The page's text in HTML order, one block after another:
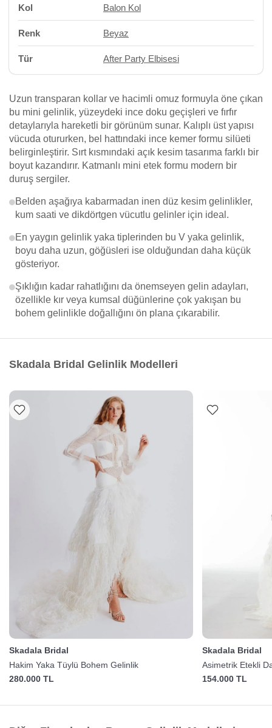
Kol Balon Kol
Renk Beyaz
Tür After Party Elbisesi
Uzun transparan kollar ve hacimli omuz formuyla öne çıkan
bu mini gelinlik, yüzeydeki ince doku geçişleri ve fırfır
detaylarıyla hareketli bir görünüm sunar. Kalıplı üst yapısı
vücuda otururken, bel hattındaki ince kemer formu silüeti
belirginleştirir. Sırt kısmındaki açık kesim tasarıma farklı bir
boyut kazandırır. Katmanlı mini etek formu modern bir
duruş sergiler.
Belden aşağıya kabarmadan inen düz kesim gelinlikler,
kum saati ve dikdörtgen vücutlu gelinler için ideal.
En yaygın gelinlik yaka tiplerinden bu V yaka gelinlik,
boyu daha uzun, göğüsleri ise olduğundan daha küçük
gösteriyor.
Şıklığın kadar rahatlığını da önemseyen gelin adayları,
özellikle kır veya kumsal düğünlerine çok yakışan bu
bohem gelinlikle doğallığını ön plana çıkarabilir.
Skadala Bridal Gelinlik Modelleri
Skadala Bridal
Hakim Yaka Tüylü Bohem Gelinlik
280.000 TL
Skadala Bridal
Asimetrik Etekli
154.000 TL